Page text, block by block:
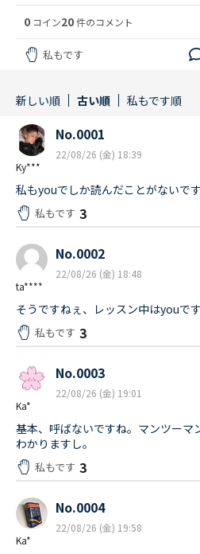
0 コイン20件のコメント
私もです
新しい順 古い順 私もです順
Ky***
No.0001
22/08/26 (金) 18:39
私もyouでしか読んだことがないです
私もです 3
ta****
No.0002
22/08/26 (金) 18:48
そうですねぇ、レッスン中はyouです
私もです 3
Ka*
No.0003
22/08/26 (金) 19:01
基本、呼ばないですね。マンツーマ
わかりますし。
私もです 3
Ka*
No.0004
22/08/26 (金) 19:58